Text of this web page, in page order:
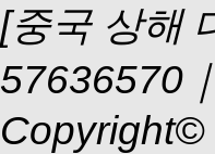
[중국 상해
57636570
Copyright©